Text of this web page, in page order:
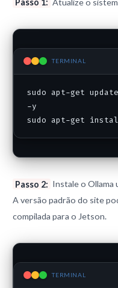
Passo 1: Atualize o
TERMINAL
sudo apt-get
-y
sudo apt-get
Passo 2: Instale o Ollama
A versão padrão do site
compilada para o Jetson.
TERMINAL